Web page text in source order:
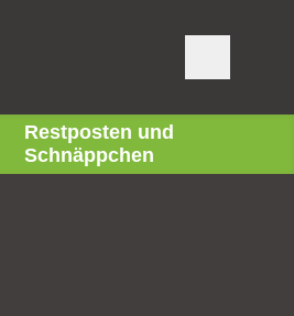
Restposten und
Schnäppchen